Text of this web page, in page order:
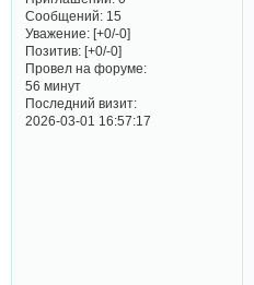
Сообщений:15
Уважение: [+0/-0]
Позитив: [+0/-0]
Провел на форуме:
56 минут
Последний визит:
2026-03-01 16:57:17